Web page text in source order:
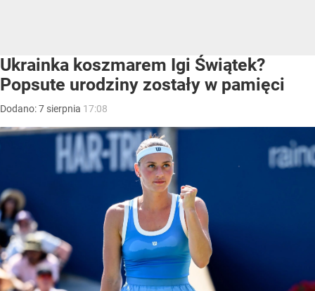
Ukrainka koszmarem Igi Świątek?
Popsute urodziny zostały w pamięci
Dodano:7 sierpnia 17:08